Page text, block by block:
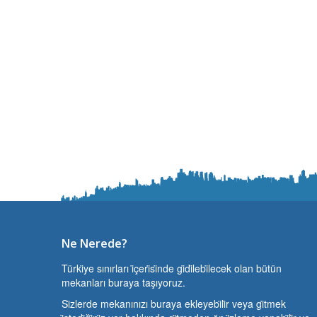
Ne Nerede?
Türki̇ye sınırları i̇çeri̇si̇nde gi̇di̇lebi̇lecek olan bütün
mekanları buraya taşıyoruz.
Si̇zlerde mekanınızı buraya ekleyebi̇li̇r veya gi̇tmek